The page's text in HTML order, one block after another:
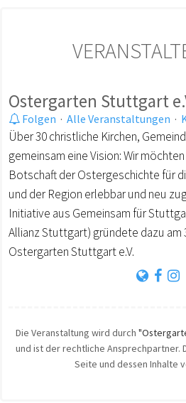
Ostergarten Stuttgart
Folgen · Alle Veranstaltungen ·
Über 30 christliche Kirchen,
gemeinsam eine Vision: Wir
Botschaft der Ostergeschichte für
und der Region erlebbar und neu
Initiative aus Gemeinsam für
Allianz Stuttgart) gründete dazu am
Ostergarten Stuttgart e.V.
Die Veranstaltung wird durch
und ist der rechtliche Ansprechpartner.
Seite und dessen Inhalte